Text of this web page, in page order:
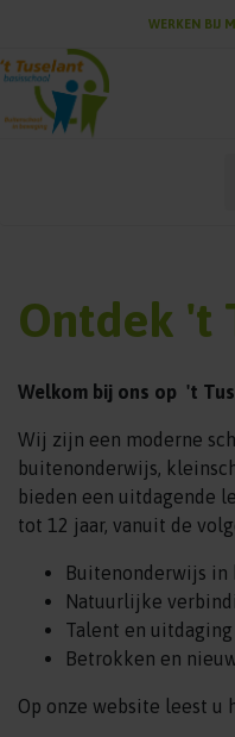
WERKEN BIJ
Ontdek 't
Welkom bij ons op 't
Wij zijn een moderne
buitenonderwijs,
bieden een uitdagende
tot 12 jaar, vanuit de
Buitenonderwijs in
Natuurlijke
Talent en uitdaging
Betrokken en
Op onze website leest u